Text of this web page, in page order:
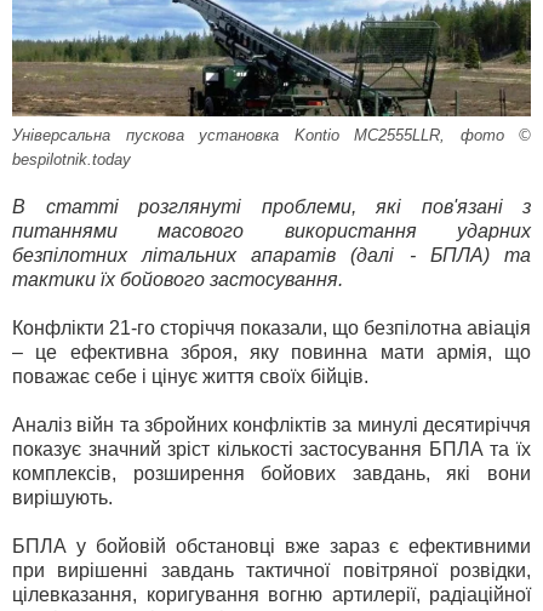
Універсальна пускова установка Kontio MC2555LLR, фото ©
bespilotnik.today
В статті розглянуті проблеми, які пов'язані з
питаннями масового використання ударних
безпілотних літальних апаратів (далі - БПЛА) та
тактики їх бойового застосування.
Конфлікти 21-го сторіччя показали, що безпілотна авіація
– це ефективна зброя, яку повинна мати армія, що
поважає себе і цінує життя своїх бійців.
Аналіз війн та збройних конфліктів за минулі десятиріччя
показує значний зріст кількості застосування БПЛА та їх
комплексів, розширення бойових завдань, які вони
вирішують.
БПЛА у бойовій обстановці вже зараз є ефективними
при вирішенні завдань тактичної повітряної розвідки,
цілевказання, коригування вогню артилерії, радіаційної